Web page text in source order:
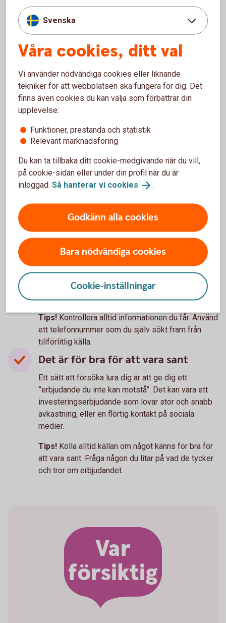
skyddadigmotbedragarna.
3 vanliga varningstecken på
bedrägerier
Oväntad kontakt
Oväntade kontakter som ser ut att komma från
välkända företag, myndigheter eller någon du
känner är ett vanligt försök att lura dig. Bedragare
använder falska avsändare för att skapa
trovärdighet och övertyga dig.
Tips!Agera aldrig snabbt, ta dig tid, tänk efter och
kontrollera avsändaren.
Det är bråttom
Stress och rädsla är ett sätt att få dig att fatta
ogenomtänkta beslut och göra det bedragaren vill,
utan att tänka efter. Det kan handla om att ett lån
ska ha tagits i ditt namn eller att pengar är på väg
att lämna ditt konto.
Tips! Kontrollera alltid informationen du får. Använd
ett telefonnummer som du själv sökt fram från
tillförlitlig källa.
Det är för bra för att vara sant
Ett sätt att försöka lura dig är att ge dig ett
”erbjudande du inte kan motstå”. Det kan vara ett
investeringserbjudande som lovar stor och snabb
avkastning, eller en flörtig kontakt på sociala
medier.
Tips! Kolla alltid källan om något känns för bra för
att vara sant. Fråga någon du litar på vad de tycker
och tror om erbjudandet.
Var
försiktig
Svenska
Våra cookies, ditt val
Vi använder nödvändiga cookies eller liknande
tekniker för att webbplatsen ska fungera för dig. Det
finns även cookies du kan välja som förbättrar din
upplevelse:
Funktioner, prestanda och statistik
Relevant marknadsföring
Du kan ta tillbaka ditt cookie-medgivande när du vill,
på cookie-sidan eller under din profil när du är
inloggad. Så hanterar vi cookies .
Godkänn alla cookies
Bara nödvändiga cookies
Cookie-inställningar